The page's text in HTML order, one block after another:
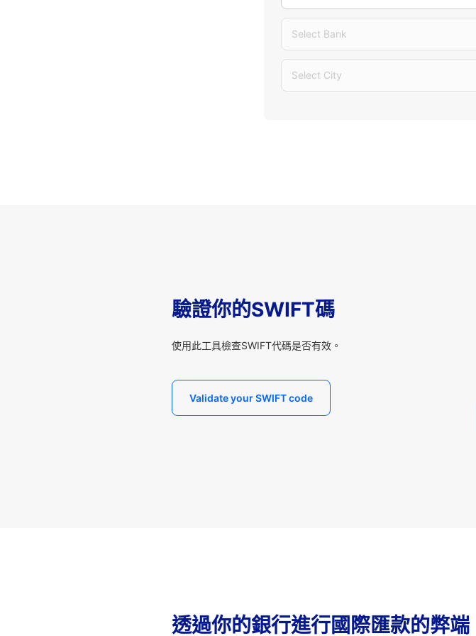
Select Bank
Select City
驗證你的SWIFT碼
使用此工具檢查SWIFT代碼是否有效。
Validate your SWIFT code
透過你的銀行進行國際匯款的弊端